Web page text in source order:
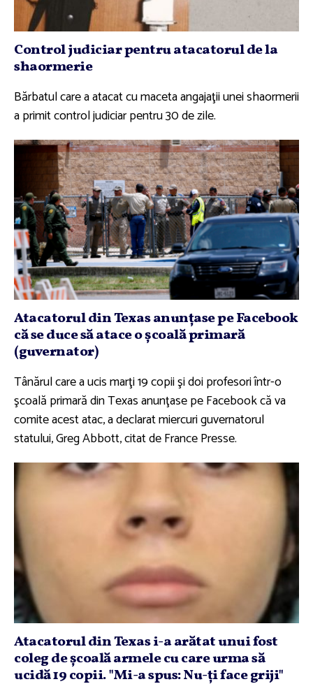
Control judiciar pentru atacatorul de la
shaormerie
Bărbatul care a atacat cu maceta angajaţii unei shaormerii
a primit control judiciar pentru 30 de zile.
Atacatorul din Texas anunţase pe Facebook
că se duce să atace o şcoală primară
(guvernator)
Tânărul care a ucis marţi 19 copii şi doi profesori într-o
şcoală primară din Texas anunţase pe Facebook că va
comite acest atac, a declarat miercuri guvernatorul
statului, Greg Abbott, citat de France Presse.
Atacatorul din Texas i-a arătat unui fost
coleg de şcoală armele cu care urma să
ucidă 19 copii. "Mi-a spus: Nu-ţi face griji"